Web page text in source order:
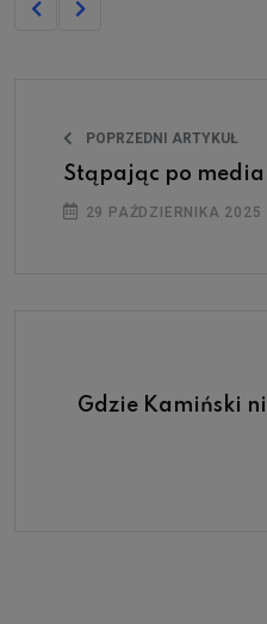
POPRZEDNI ARTYKUŁ
Stąpając po
29 PAŹDZIERNIKA 2025
Gdzie Kamiński